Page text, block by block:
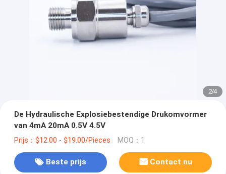
2/4
De Hydraulische Explosiebestendige Drukomvormer
van 4mA 20mA 0.5V 4.5V
Prijs：$12.00 - $19.00/Pieces MOQ：1
Beste prijs Contact nu